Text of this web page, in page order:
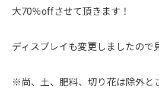
大70％offさせて頂きます！
ディスプレイも変更しましたので
※尚、土、肥料、切り花は除外と